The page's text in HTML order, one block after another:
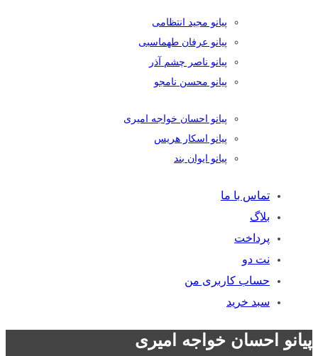
پیانو مجید انتظامی
پیانو عرفان طهماسبی
پیانو ناصر چشم آذر
پیانو محسن نامجو
پیانو احسان خواجه امیری
پیانو اسکار هریس
پیانو ایوان بند
تماس با ما
بلاگ
پرداخت
نت دو
حساب کاربری من
سبد خرید
پیانو احسان خواجه امیری